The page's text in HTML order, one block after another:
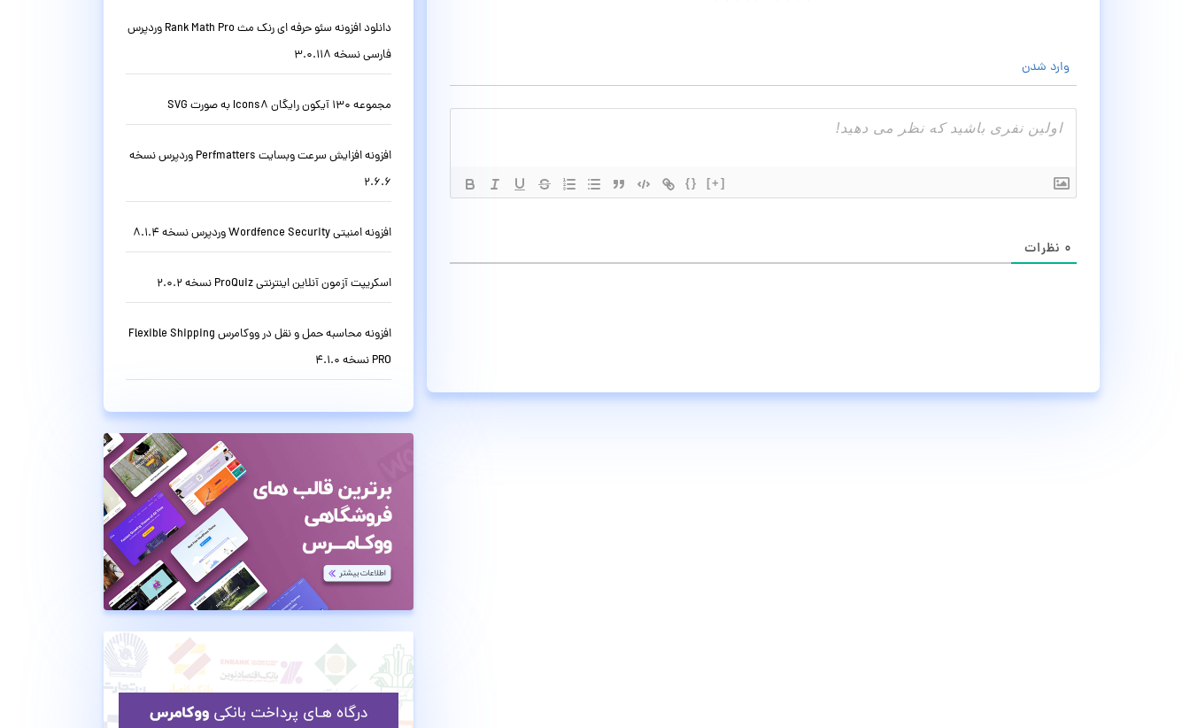
وارد شدن
{} [+]
۰ نظرات
دانلود افزونه سئو حرفه ای رنک مث Rank Math Pro وردپرس
فارسی نسخه 3.0.118
مجموعه 130 آیکون رایگان Icons8 به صورت SVG
افزونه افزایش سرعت وبسایت Perfmatters وردپرس نسخه
2.6.6
افزونه امنیتی Wordfence Security وردپرس نسخه 8.1.4
اسکریپت آزمون آنلاین اینترنتی ProQuiz نسخه 2.0.2
افزونه محاسبه حمل و نقل در ووکامرس Flexible Shipping
PRO نسخه 4.1.0